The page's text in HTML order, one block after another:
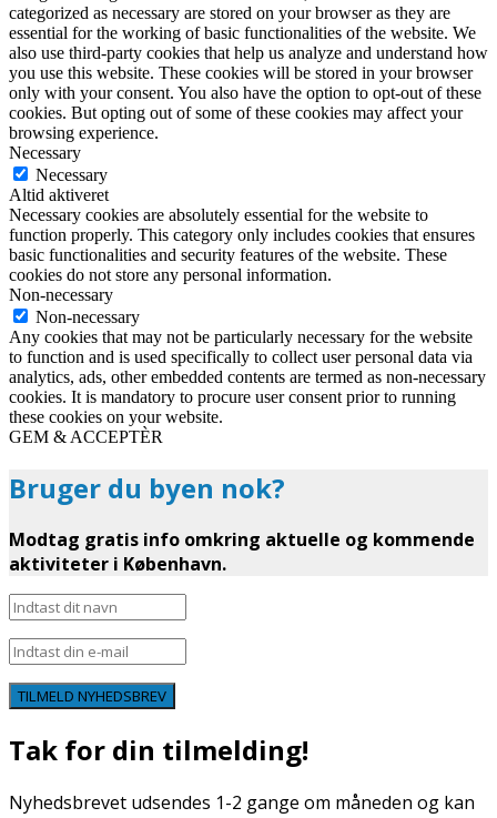
categorized as necessary are stored on your browser as they are
essential for the working of basic functionalities of the website. We
also use third-party cookies that help us analyze and understand how
you use this website. These cookies will be stored in your browser
only with your consent. You also have the option to opt-out of these
cookies. But opting out of some of these cookies may affect your
browsing experience.
Necessary
Necessary
Altid aktiveret
Necessary cookies are absolutely essential for the website to
function properly. This category only includes cookies that ensures
basic functionalities and security features of the website. These
cookies do not store any personal information.
Non-necessary
Non-necessary
Any cookies that may not be particularly necessary for the website
to function and is used specifically to collect user personal data via
analytics, ads, other embedded contents are termed as non-necessary
cookies. It is mandatory to procure user consent prior to running
these cookies on your website.
GEM & ACCEPTÈR
Bruger du byen nok?
Modtag gratis info omkring aktuelle og kommende
aktiviteter i København.
TILMELD NYHEDSBREV
Tak for din tilmelding!
Nyhedsbrevet udsendes 1-2 gange om måneden og kan